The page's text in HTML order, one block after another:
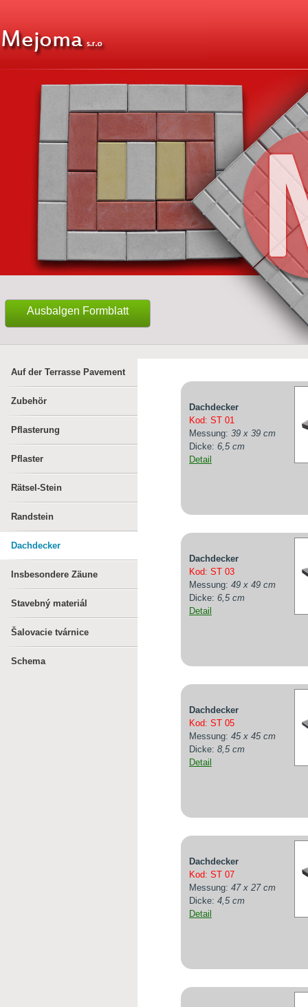
Ausbalgen Formblatt
Auf der Terrasse Pavement
Zubehör
Pflasterung
Pflaster
Rätsel-Stein
Randstein
Dachdecker
Insbesondere Zäune
Stavebný materiál
Šalovacie tvárnice
Schema
Dachdecker
Kod: ST 01
Messung: 39 x 39 cm
Dicke: 6,5 cm
Detail
Dachdecker
Kod: ST 03
Messung: 49 x 49 cm
Dicke: 6,5 cm
Detail
Dachdecker
Kod: ST 05
Messung: 45 x 45 cm
Dicke: 8,5 cm
Detail
Dachdecker
Kod: ST 07
Messung: 47 x 27 cm
Dicke: 4,5 cm
Detail